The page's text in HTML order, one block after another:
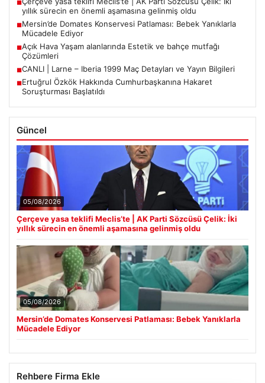
■
yıllık sürecin en önemli aşamasına gelinmiş oldu
■Mersin’de Domates Konservesi Patlaması: Bebek Yanıklarla
Mücadele Ediyor
■Açık Hava Yaşam alanlarında Estetik ve bahçe mutfağı
Çözümleri
■CANLI | Larne – Iberia 1999 Maç Detayları ve Yayın Bilgileri
■Ertuğrul Özkök Hakkında Cumhurbaşkanına Hakaret
Soruşturması Başlatıldı
Güncel
05/08/2026
Çerçeve yasa teklifi Meclis’te | AK Parti Sözcüsü Çelik: İki
yıllık sürecin en önemli aşamasına gelinmiş oldu
05/08/2026
Mersin’de Domates Konservesi Patlaması: Bebek Yanıklarla
Mücadele Ediyor
Rehbere Firma Ekle